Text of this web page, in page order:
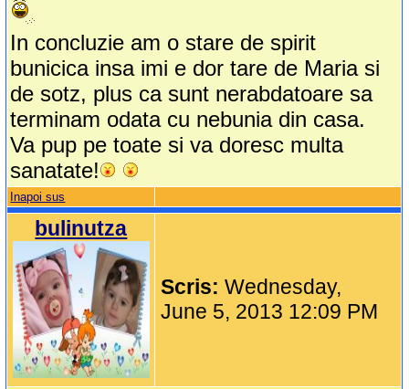
In concluzie am o stare de spirit
bunicica insa imi e dor tare de Maria si
de sotz, plus ca sunt nerabdatoare sa
terminam odata cu nebunia din casa.
Va pup pe toate si va doresc multa
sanatate!
Inapoi sus
bulinutza
Scris:Wednesday,
June 5, 2013 12:09 PM